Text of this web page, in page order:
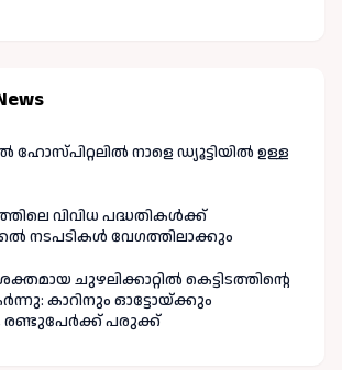
ഹോസ്പിറ്റലിൽ നാളെ ഡ്യൂട്ടിയിൽ ഉള്ള
വിവിധ പദ്ധതികൾക്ക്
നടപടികൾ വേഗത്തിലാക്കും
ചുഴലിക്കാറ്റിൽ കെട്ടിടത്തിന്റെ
കാറിനും ഓട്ടോയ്ക്കും
പരുക്ക്